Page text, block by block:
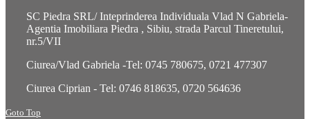
SC Piedra SRL/ Inteprinderea Individuala Vlad N Gabriela-
Agentia Imobiliara Piedra , Sibiu, strada Parcul Tineretului,
nr.5/VII
Ciurea/Vlad Gabriela -Tel: 0745 780675, 0721 477307
Ciurea Ciprian - Tel: 0746 818635, 0720 564636
Goto Top